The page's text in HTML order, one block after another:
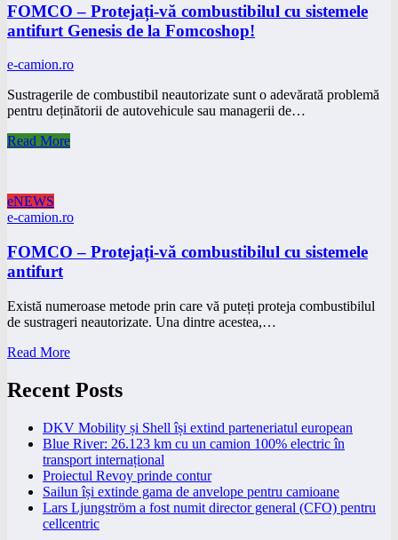
FOMCO – Protejați-vă combustibilul cu sistemele
antifurt Genesis de la Fomcoshop!
e-camion.ro
Sustragerile de combustibil neautorizate sunt o adevărată problemă
pentru deținătorii de autovehicule sau managerii de…
Read More
eNEWS
e-camion.ro
FOMCO – Protejați-vă combustibilul cu sistemele
antifurt
Există numeroase metode prin care vă puteți proteja combustibilul
de sustrageri neautorizate. Una dintre acestea,…
Read More
Recent Posts
DKV Mobility și Shell își extind parteneriatul european
Blue River: 26.123 km cu un camion 100% electric în
transport internațional
Proiectul Revoy prinde contur
Sailun își extinde gama de anvelope pentru camioane
Lars Ljungström a fost numit director general (CFO) pentru
cellcentric